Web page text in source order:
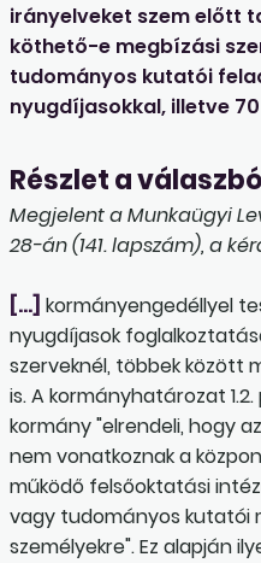
irányelveket szem előtt
köthető-e megbízási
tudományos kutatói
nyugdíjasokkal, illetve
Részlet a
Megjelent a Munkaügyi
28-án (141. lapszám), a
[…] kormányengedéllyel
nyugdíjasok
szerveknél, többek között
is. A kormányhatározat
kormány "elrendeli, hogy
nem vonatkoznak a
működő felsőoktatási
vagy tudományos kutatói
személyekre". Ez alapján